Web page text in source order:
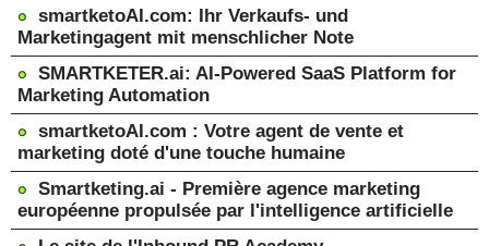
smartketoAI.com: Ihr Verkaufs- und
Marketingagent mit menschlicher Note
SMARTKETER.ai: AI-Powered SaaS Platform for
Marketing Automation
smartketoAI.com : Votre agent de vente et
marketing doté d'une touche humaine
Smartketing.ai - Première agence marketing
européenne propulsée par l'intelligence artificielle